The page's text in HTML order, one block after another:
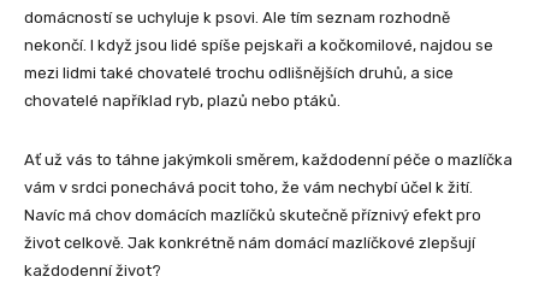
domácností se uchyluje k psovi. Ale tím seznam rozhodně
nekončí. I když jsou lidé spíše pejskaři a kočkomilové, najdou se
mezi lidmi také chovatelé trochu odlišnějších druhů, a sice
chovatelé například ryb, plazů nebo ptáků.
Ať už vás to táhne jakýmkoli směrem, každodenní péče o mazlíčka
vám v srdci ponechává pocit toho, že vám nechybí účel k žití.
Navíc má chov domácích mazlíčků skutečně příznivý efekt pro
život celkově. Jak konkrétně nám domácí mazlíčkové zlepšují
každodenní život?